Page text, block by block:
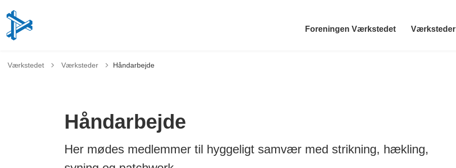
Foreningen Værkstedet Værksteder
Værkstedet Tilbage til
Værksteder Håndarbejde
Håndarbejde
Her mødes medlemmer til hyggeligt samvær med strikning, hækling,